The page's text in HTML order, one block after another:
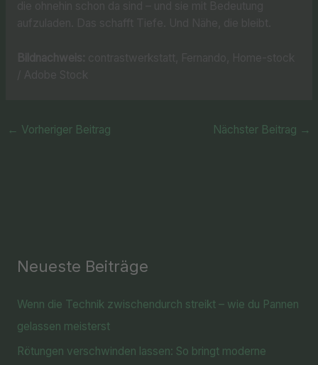
← Vorheriger Beitrag Nächster Beitrag →
Neueste Beiträge
Wenn die Technik zwischendurch streikt – wie du Pannen
gelassen meisterst
Rötungen verschwinden lassen: So bringt moderne